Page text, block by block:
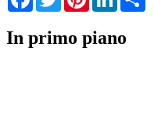
In primo piano